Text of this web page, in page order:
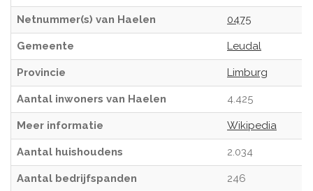
Netnummer(s) van Haelen 0475
Gemeente Leudal
Provincie Limburg
Aantal inwoners van Haelen 4.425
Meer informatie Wikipedia
Aantal huishoudens 2.034
Aantal bedrijfspanden 246